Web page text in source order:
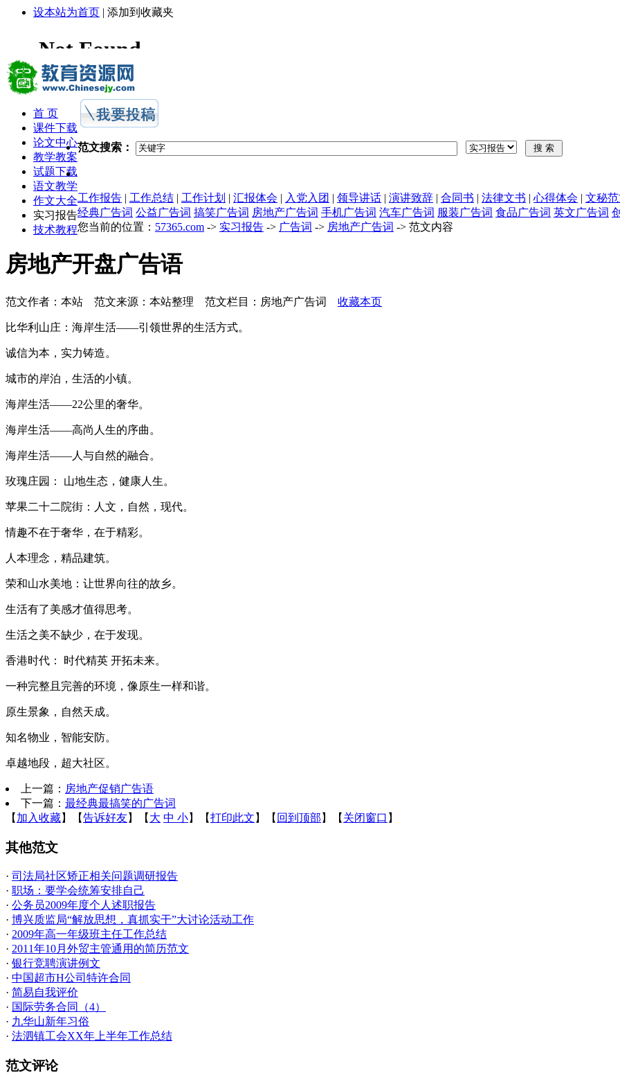
设本站为首页 | 添加到收藏夹
首 页
课件下载
论文中心
教学教案
试题下载
语文教学
作文大全
实习报告
技术教程
范文搜索：
工作报告 | 工作总结 | 工作计划 | 汇报体会 | 入党入团 | 领导讲话 | 演讲致辞 | 合同书 | 法律文书 | 心得体会 | 文秘
经典广告词 公益广告词 搞笑广告词 房地产广告词 手机广告词 汽车广告词 服装广告词 食品广告词 英文广告词
您当前的位置： 57365.com -> 实习报告 -> 广告词 -> 房地产广告词 -> 范文内容
房地产开盘广告语
范文作者：本站 范文来源：本站整理 范文栏目：房地产广告词 收藏本页
比华利山庄：海岸生活——引领世界的生活方式。
诚信为本，实力铸造。
城市的岸泊，生活的小镇。
海岸生活——22公里的奢华。
海岸生活——高尚人生的序曲。
海岸生活——人与自然的融合。
玫瑰庄园： 山地生态，健康人生。
苹果二十二院街：人文，自然，现代。
情趣不在于奢华，在于精彩。
人本理念，精品建筑。
荣和山水美地：让世界向往的故乡。
生活有了美感才值得思考。
生活之美不缺少，在于发现。
香港时代： 时代精英 开拓未来。
一种完整且完善的环境，像原生一样和谐。
原生景象，自然天成。
知名物业，智能安防。
卓越地段，超大社区。
上一篇： 房地产促销广告语
下一篇： 最经典最搞笑的广告词
【 加入收藏】【告诉好友】【 大 中 小】【打印此文 】【 回到顶部 】【 关闭窗口 】
其他范文
· 司法局社区矫正相关问题调研报告
· 职场：要学会统筹安排自己
· 公务员2009年度个人述职报告
· 博兴质监局“解放思想，真抓实干”大讨论活动工作
· 2009年高一年级班主任工作总结
· 2011年10月外贸主管通用的简历范文
· 银行竞聘演讲例文
· 中国超市H公司特许合同
· 简易自我评价
· 国际劳务合同（4）
· 九华山新年习俗
· 法泗镇工会XX年上半年工作总结
范文评论